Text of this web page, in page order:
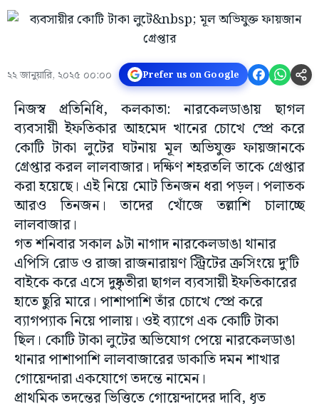
২২ জানুয়ারি, ২০২৫ ০০:০০ Prefer us on Google
নিজস্ব প্রতিনিধি, কলকাতা: নারকেলডাঙায় ছাগল
ব্যবসায়ী ইফতিকার আহমেদ খানের চোখে স্প্রে করে
কোটি টাকা লুটের ঘটনায় মূল অভিযুক্ত ফায়জানকে
গ্রেপ্তার করল লালবাজার। দক্ষিণ শহরতলি তাকে গ্রেপ্তার
করা হয়েছে। এই নিয়ে মোট তিনজন ধরা পড়ল। পলাতক
আরও তিনজন। তাদের খোঁজে তল্লাশি চালাচ্ছে
লালবাজার।
গত শনিবার সকাল ৯টা নাগাদ নারকেলডাঙা থানার
এপিসি রোড ও রাজা রাজনারায়ণ স্ট্রিটের ক্রসিংয়ে দু’টি
বাইকে করে এসে দুষ্কৃতীরা ছাগল ব্যবসায়ী ইফতিকারের
হাতে ছুরি মারে। পাশাপাশি তাঁর চোখে স্প্রে করে
ব্যাগপ্যাক নিয়ে পালায়। ওই ব্যাগে এক কোটি টাকা
ছিল। কোটি টাকা লুটের অভিযোগ পেয়ে নারকেলডাঙা
থানার পাশাপাশি লালবাজারের ডাকাতি দমন শাখার
গোয়েন্দারা একযোগে তদন্তে নামেন।
প্রাথমিক তদন্তের ভিত্তিতে গোয়েন্দাদের দাবি, ধৃত